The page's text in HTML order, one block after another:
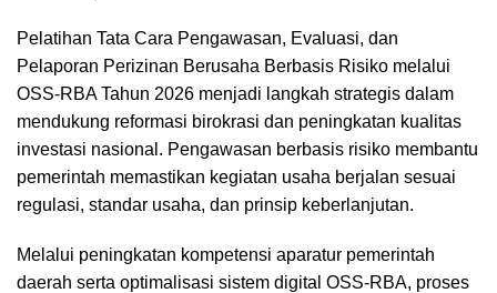
Pelatihan Tata Cara Pengawasan, Evaluasi, dan
Pelaporan Perizinan Berusaha Berbasis Risiko melalui
OSS-RBA Tahun 2026 menjadi langkah strategis dalam
mendukung reformasi birokrasi dan peningkatan kualitas
investasi nasional. Pengawasan berbasis risiko membantu
pemerintah memastikan kegiatan usaha berjalan sesuai
regulasi, standar usaha, dan prinsip keberlanjutan.
Melalui peningkatan kompetensi aparatur pemerintah
daerah serta optimalisasi sistem digital OSS-RBA, proses